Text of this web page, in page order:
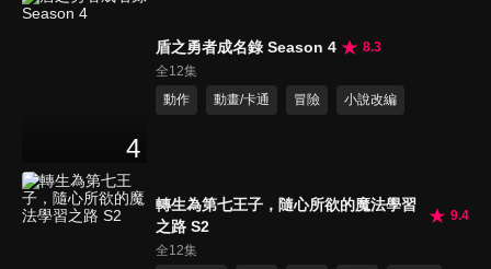
4
盾之勇者成名錄 Season 4
8.3
全12集
動作
動畫/卡通 冒險 小說改編
轉生為第七王子，隨心所欲的魔法學習
之路 S2
9.4
全12集